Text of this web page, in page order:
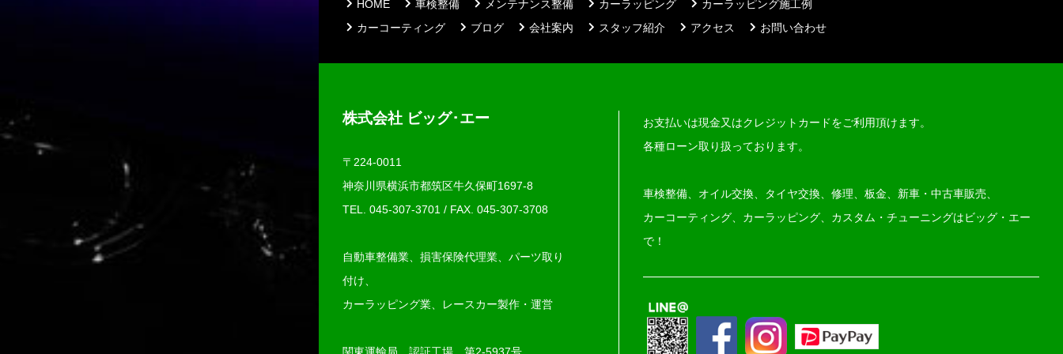
HOME 車検整備 メンテナンス整備 カーラッピング
カーラッピング施工例
カーコーティング
ブログ 会社案内 スタッフ紹介 アクセス お問い合わせ
株式会社 ビッグ･エー
〒224-0011
神奈川県横浜市都筑区牛久保町1697-8
TEL. 045-307-3701 / FAX. 045‐307‐3708
自動車整備業、損害保険代理業、パーツ取り
付け、
カーラッピング業、レースカー製作・運営
お支払いは現金又はクレジットカードをご利用頂けます。
各種ローン取り扱っております。
車検整備、オイル交換、タイヤ交換、修理、板金、新車・中古車販売、
カーコーティング、カーラッピング、カスタム・チューニングはビッグ・エー
で！